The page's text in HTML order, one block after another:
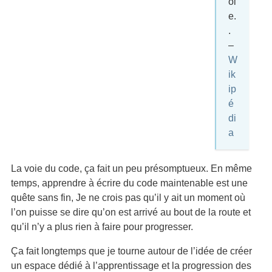
e.
.
–
W
ik
ip
é
di
a
La voie du code, ça fait un peu présomptueux. En même
temps, apprendre à écrire du code maintenable est une
quête sans fin, Je ne crois pas qu’il y ait un moment où
l’on puisse se dire qu’on est arrivé au bout de la route et
qu’il n’y a plus rien à faire pour progresser.
Ça fait longtemps que je tourne autour de l’idée de créer
un espace dédié à l’apprentissage et la progression des